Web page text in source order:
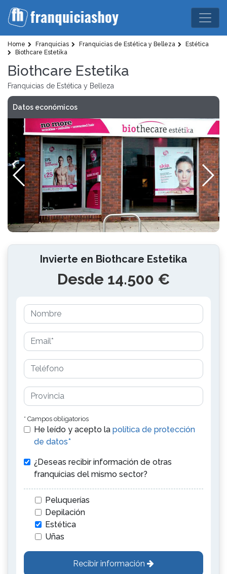
Home Franquicias Franquicias de Estética y Belleza
Estética
Biothcare Estetika
Biothcare Estetika
Franquicias de Estética y Belleza
Datos económicos
Invierte en Biothcare Estetika
Desde 14.500 €
* Campos obligatorios
He leído y acepto la política de protección
de datos*
¿Deseas recibir información de otras
franquicias del mismo sector?
Peluquerías
Depilación
Estética
Uñas
Recibir información